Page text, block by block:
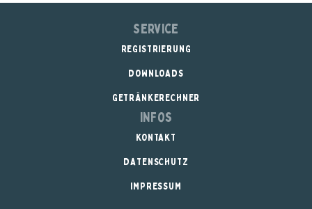
Service
REGISTRIERUNG
DOWNLOADS
GETRÄNKERECHNER
Infos
KONTAKT
DATENSCHUTZ
IMPRESSUM